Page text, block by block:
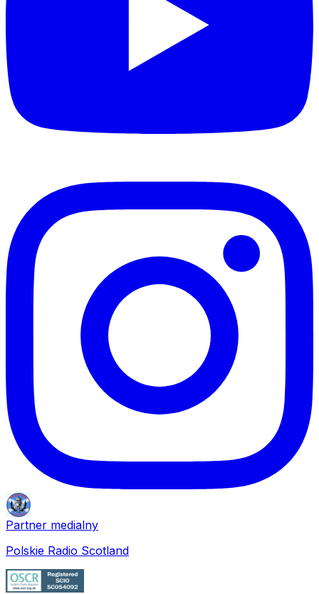
Partner medialny
Polskie Radio Scotland